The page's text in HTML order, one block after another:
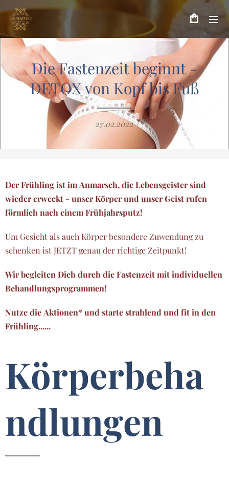
Die Fastenzeit beginnt -
DETOX von Kopf bis Fuß
27.02.2022
Der Frühling ist im Anmarsch, die Lebensgeister sind
wieder erweckt - unser Körper und unser Geist rufen
förmlich nach einem Frühjahrsputz!
Um Gesicht als auch Körper besondere Zuwendung zu
schenken ist JETZT genau der richtige Zeitpunkt!
Wir begleiten Dich durch die Fastenzeit mit individuellen
Behandlungsprogrammen!
Nutze die Aktionen* und starte strahlend und fit in den
Frühling......
Körperbeha
ndlungen